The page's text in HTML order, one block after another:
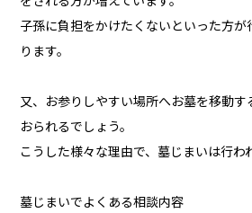
子孫に負担をかけたくないといった方が
ります。
又、お参りしやすい場所へお墓を移動す
おられるでしょう。
こうした様々な理由で、墓じまいは行わ
墓じまいでよくある相談内容